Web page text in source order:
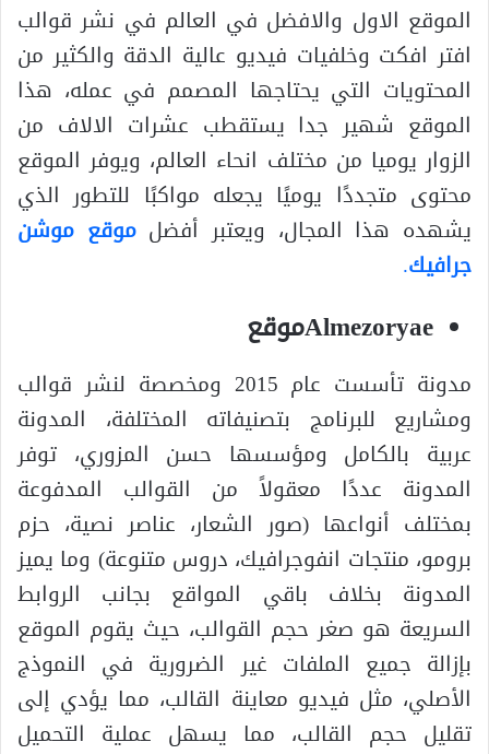
الموقع الاول والافضل في العالم في نشر قوالب
افتر افكت وخلفيات فيديو عالية الدقة والكثير من
المحتويات التي يحتاجها المصمم في عمله، هذا
الموقع شهير جدا يستقطب عشرات الالاف من
الزوار يوميا من مختلف انحاء العالم، ويوفر الموقع
محتوى متجددًا يوميًا يجعله مواكبًا للتطور الذي
يشهده هذا المجال، ويعتبر أفضلموقع موشن
جرافيك.
Almezoryaeموقع
مدونة تأسست عام 2015 ومخصصة لنشر قوالب
ومشاريع للبرنامج بتصنيفاته المختلفة، المدونة
عربية بالكامل ومؤسسها حسن المزوري، توفر
المدونة عددًا معقولاً من القوالب المدفوعة
بمختلف أنواعها (صور الشعار، عناصر نصية، حزم
برومو، منتجات انفوجرافيك، دروس متنوعة) وما يميز
المدونة بخلاف باقي المواقع بجانب الروابط
السريعة هو صغر حجم القوالب، حيث يقوم الموقع
بإزالة جميع الملفات غير الضرورية في النموذج
الأصلي، مثل فيديو معاينة القالب، مما يؤدي إلى
تقليل حجم القالب، مما يسهل عملية التحميل